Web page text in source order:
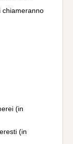
chiameranno
(in
(in